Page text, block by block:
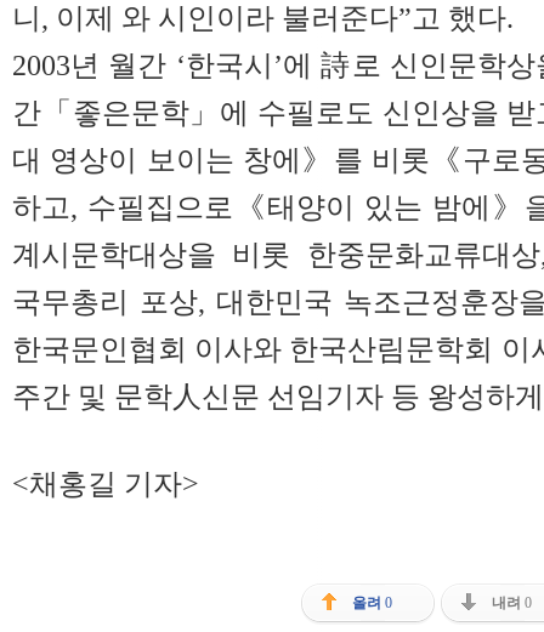
니, 이제 와 시인이라 불러준다”고 했다.
2003년 월간 ‘한국시’에 詩로 신인문학
간「좋은문학」에 수필로도 신인상을
대 영상이 보이는 창에》를 비롯《구로
하고, 수필집으로《태양이 있는 밤에》
계시문학대상을 비롯 한중문화교류대
국무총리 포상, 대한민국 녹조근정훈장
한국문인협회 이사와 한국산림문학회 이
주간 및 문학人신문 선임기자 등 왕성하
<채홍길 기자>
올려 0 내려 0